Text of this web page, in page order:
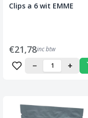
Clips a 6 wit EMME
€21,78inc btw
− +